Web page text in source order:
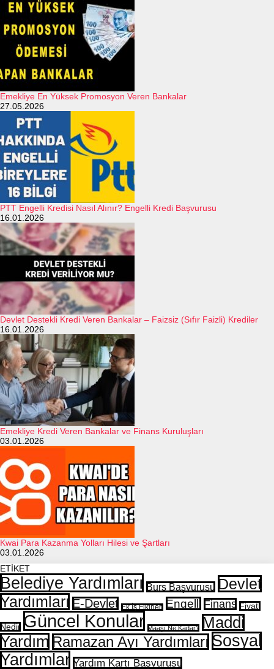
Emekliye En Yüksek Promosyon Veren Bankalar
27.05.2026
PTT Engelli Kredisi Nasıl Alınır? Engelli Kredi Başvurusu
16.01.2026
Devlet Destekli Kredi Veren Bankalar – Faizsiz (Sıfır Faizli) Krediler
16.01.2026
Emekliye Kredi Veren Bankalar ve Finans Kuruluşları
03.01.2026
Kwai Para Kazanma Yolları Hilesi ve Şartları
03.01.2026
ETİKET
Belediye Yardımları Burs Başvurusu Devlet
Yardımları E-Devlet Ek İş Fikirleri Engelli Finans Fiyatı
Nedir Güncel Konular Maaşı Ne Kadar?
Maddi
Yardım Ramazan Ayı Yardımları Sosyal
Yardımlar Yardım Kartı Başvurusu